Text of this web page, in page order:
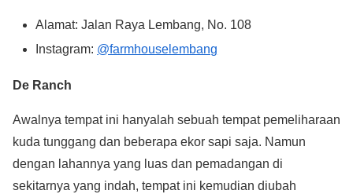
Alamat: Jalan Raya Lembang, No. 108
Instagram: @farmhouselembang
De Ranch
Awalnya tempat ini hanyalah sebuah tempat pemeliharaan
kuda tunggang dan beberapa ekor sapi saja. Namun
dengan lahannya yang luas dan pemadangan di
sekitarnya yang indah, tempat ini kemudian diubah